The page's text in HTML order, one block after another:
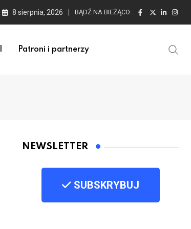
8 sierpnia, 2026 BĄDŹ NA BIEŻĄCO :
Patroni i partnerzy
NEWSLETTER
SUBSKRYBUJ